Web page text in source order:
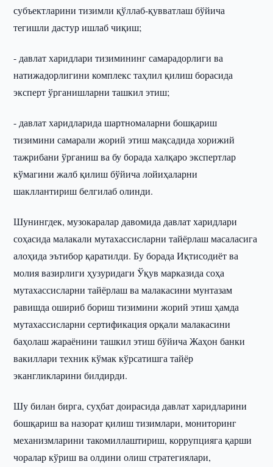
субъектларини тизимли қўллаб-қувватлаш бўйича
тегишли дастур ишлаб чиқиш;
- давлат харидлари тизимининг самарадорлиги ва
натижадорлигини комплекс таҳлил қилиш борасида
эксперт ўрганишларни ташкил этиш;
- давлат харидларида шартномаларни бошқариш
тизимини самарали жорий этиш мақсадида хорижий
тажрибани ўрганиш ва бу борада халқаро экспертлар
кўмагини жалб қилиш бўйича лойиҳаларни
шакллантириш белгилаб олинди.
Шунингдек, музокаралар давомида давлат харидлари
соҳасида малакали мутахассисларни тайёрлаш масаласига
алоҳида эътибор қаратилди. Бу борада Иқтисодиёт ва
молия вазирлиги ҳузуридаги Ўқув марказида соҳа
мутахассисларни тайёрлаш ва малакасини мунтазам
равишда ошириб бориш тизимини жорий этиш ҳамда
мутахассисларни сертификация орқали малакасини
баҳолаш жараёнини ташкил этиш бўйича Жаҳон банки
вакиллари техник кўмак кўрсатишга тайёр
экангликларини билдирди.
Шу билан бирга, суҳбат доирасида давлат харидларини
бошқариш ва назорат қилиш тизимлари, мониторинг
механизмларини такомиллаштириш, коррупцияга қарши
чоралар кўриш ва олдини олиш стратегиялари,